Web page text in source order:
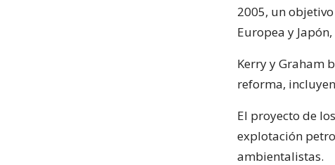
2005, un
Europea y
Kerry y Graham
reforma,
El proyecto de
explotación
ambientalistas.